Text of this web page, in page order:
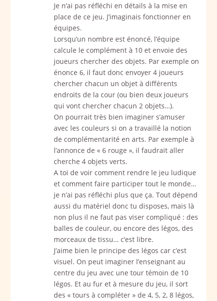
Je n’ai pas réfléchi en détails à la mise en
place de ce jeu. J’imaginais fonctionner en
équipes.
Lorsqu’un nombre est énoncé, l’équipe
calcule le complément à 10 et envoie des
joueurs chercher des objets. Par exemple on
énonce 6, il faut donc envoyer 4 joueurs
chercher chacun un objet à différents
endroits de la cour (ou bien deux joueurs
qui vont chercher chacun 2 objets…).
On pourrait très bien imaginer s’amuser
avec les couleurs si on a travaillé la notion
de complémentarité en arts. Par exemple à
l’annonce de « 6 rouge », il faudrait aller
cherche 4 objets verts.
A toi de voir comment rendre le jeu ludique
et comment faire participer tout le monde…
je n’ai pas réfléchi plus que ça. Tout dépend
aussi du matériel donc tu disposes, mais là
non plus il ne faut pas viser compliqué : des
balles de couleur, ou encore des légos, des
morceaux de tissu… c’est libre.
J’aime bien le principe des légos car c’est
visuel. On peut imaginer l’enseignant au
centre du jeu avec une tour témoin de 10
légos. Et au fur et à mesure du jeu, il sort
des « tours à compléter » de 4, 5, 2, 8 légos,